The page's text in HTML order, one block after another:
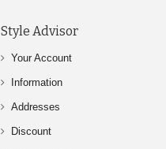
Style Advisor
Your Account
Information
Addresses
Discount